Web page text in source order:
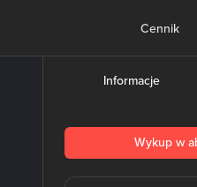
Cennik
Informacje
Wykup w